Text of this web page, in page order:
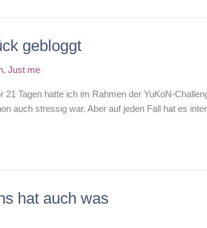
gebloggt
, Just me
21 Tagen hatte ich im Rahmen der YuKoN-
auch stressig war. Aber auf jeden Fall hat es
hat auch was